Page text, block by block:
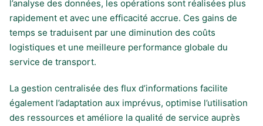
l’analyse des données, les opérations sont réalisées plus
rapidement et avec une efficacité accrue. Ces gains de
temps se traduisent par une diminution des coûts
logistiques et une meilleure performance globale du
service de transport.
La gestion centralisée des flux d’informations facilite
également l’adaptation aux imprévus, optimise l’utilisation
des ressources et améliore la qualité de service auprès